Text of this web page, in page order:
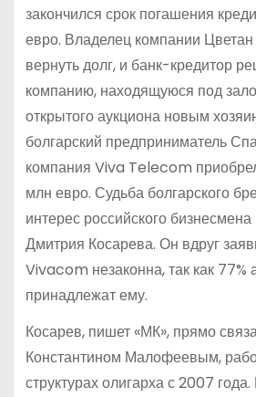
закончился срок погашения
евро. Владелец компании
вернуть долг, и банк-кредитор
компанию, находящуюся под
открытого аукциона новым
болгарский предприниматель
компания Viva Telecom
млн евро. Судьба болгарского
интерес российского
Дмитрия Косарева. Он вдруг
Vivacom незаконна, так как 77%
принадлежат ему.
Косарев, пишет «МК», прямо
Константином Малофеевым,
структурах олигарха с 2007